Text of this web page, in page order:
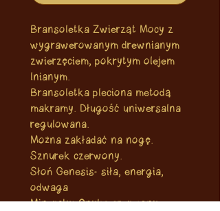
Bransoletka Zwierząt Mocy z
wygrawerowanym drewnianym
zwierzęciem, pokrytym olejem
lnianym.
Bransoletka pleciona metodą
makramy. Długość uniwersalna
regulowana.
Można zakładać na nogę.
Sznurek czerwony.
Słoń Genesis- siła, energia,
odwaga
Minerały: Onyks czerwony,